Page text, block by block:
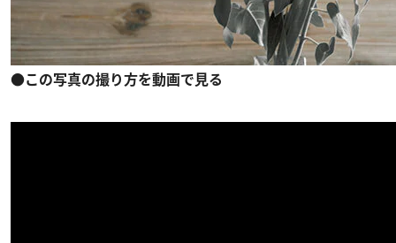
●この写真の撮り方を動画で見る